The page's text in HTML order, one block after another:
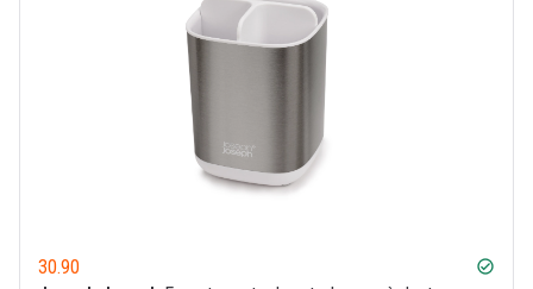
30.90 check_circle